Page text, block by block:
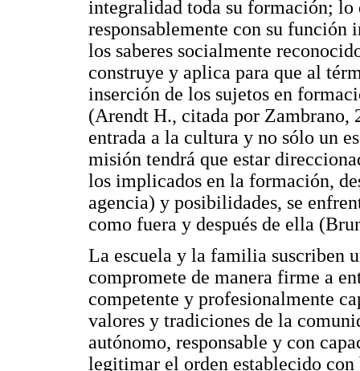
integralidad toda su formación; lo
responsablemente con su
los saberes socialmente
construye y aplica para que al
inserción de los sujetos en
(Arendt H., citada por Zambrano,
entrada a la cultura y no sólo un
misión tendrá que estar
los implicados en la formación,
agencia) y posibilidades, se
como fuera y después de ella
La escuela y la familia suscriben
compromete de manera firme a
competente y profesionalmente
valores y tradiciones de la
autónomo, responsable y con
legitimar el orden establecido